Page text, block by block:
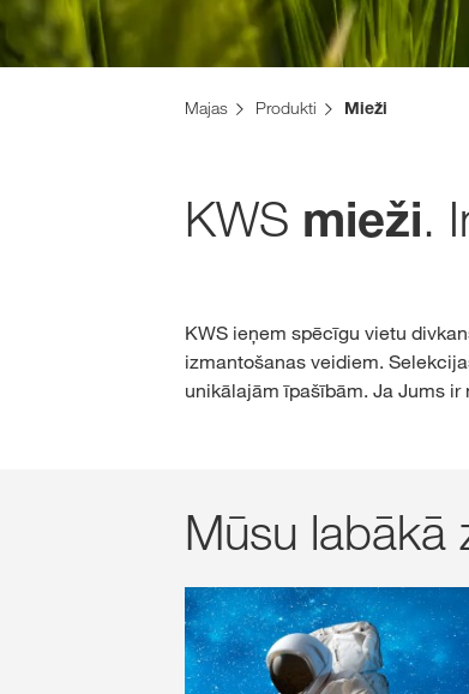
Majas Produkti Mieži
KWS mieži.
KWS ieņem spēcīgu vietu
izmantošanas veidiem.
unikālajām īpašībām. Ja Jums
Mūsu labākā